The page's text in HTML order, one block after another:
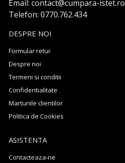
Email: contact@cumpara-istet.ro
Telefon: 0770.762.434
DESPRE NOI
Formular retur
Despre noi
Termeni si conditii
Confidentialitate
Marturiile clientilor
Politica de Cookies
ASISTENTA
Contacteaza-ne